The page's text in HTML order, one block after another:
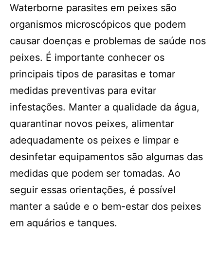
Waterborne parasites em peixes são
organismos microscópicos que podem
causar doenças e problemas de saúde nos
peixes. É importante conhecer os
principais tipos de parasitas e tomar
medidas preventivas para evitar
infestações. Manter a qualidade da água,
quarantinar novos peixes, alimentar
adequadamente os peixes e limpar e
desinfetar equipamentos são algumas das
medidas que podem ser tomadas. Ao
seguir essas orientações, é possível
manter a saúde e o bem-estar dos peixes
em aquários e tanques.